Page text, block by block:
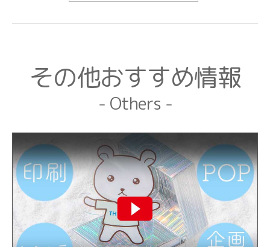
その他おすすめ情報
- Others -